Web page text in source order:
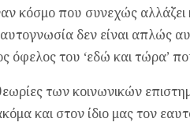
κόσμο που συνεχώς αλλάζει
δεν είναι απλώς
όφελος του ‘εδώ και τώρα’
των κοινωνικών
και στον ίδιο μας τον